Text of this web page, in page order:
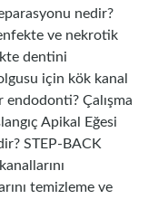
nedir?
ve nekrotik
dentini
için kök kanal
Çalışma
​​Apikal Eğesi
STEP-BACK
temizleme ve